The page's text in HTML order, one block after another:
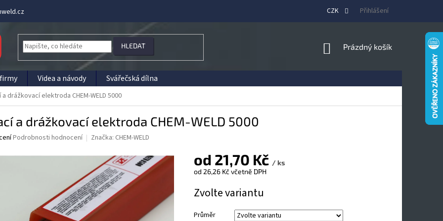
CZK Přihlášení
HLEDAT
NÁKUPNÍ
Prázdný košík
Videa a návody Svářečská dílna
a drážkovací elektroda CHEM-WELD 5000
a drážkovací elektroda CHEM-WELD 5000
Podrobnosti hodnocení Značka: CHEM-WELD
od 21,70 Kč / ks
od 26,26 Kčvčetně DPH
cena:
Zvolte variantu
Průměr